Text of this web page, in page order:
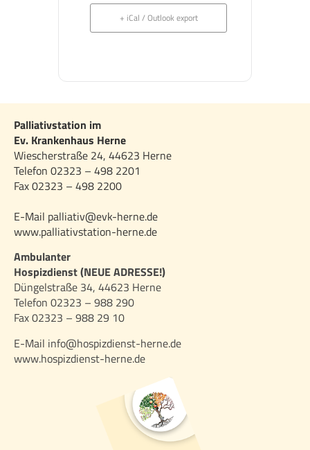
+ iCal / Outlook export
Palliativstation im
Ev. Krankenhaus Herne
Wiescherstraße 24, 44623 Herne
Telefon 02323 – 498 2201
Fax 02323 – 498 2200
E-Mail palliativ@evk-herne.de
www.palliativstation-herne.de
Ambulanter
Hospizdienst (NEUE ADRESSE!)
Düngelstraße 34, 44623 Herne
Telefon 02323 – 988 290
Fax 02323 – 988 29 10
E-Mail info@hospizdienst-herne.de
www.hospizdienst-herne.de